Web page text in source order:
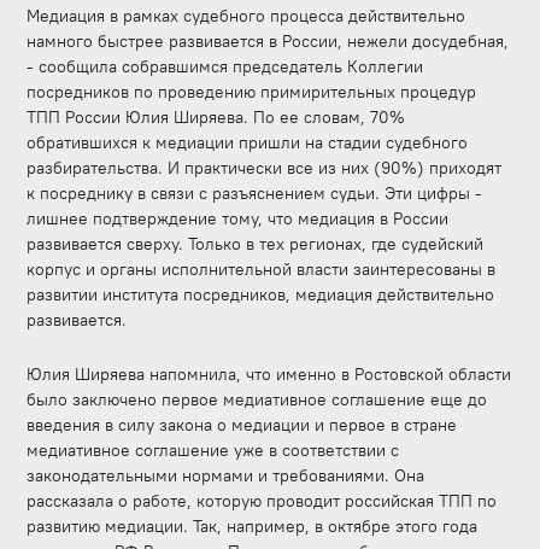
Медиация в рамках судебного процесса действительно
намного быстрее развивается в России, нежели досудебная,
- сообщила собравшимся председатель Коллегии
посредников по проведению примирительных процедур
ТПП России Юлия Ширяева. По ее словам, 70%
обратившихся к медиации пришли на стадии судебного
разбирательства. И практически все из них (90%) приходят
к посреднику в связи с разъяснением судьи. Эти цифры -
лишнее подтверждение тому, что медиация в России
развивается сверху. Только в тех регионах, где судейский
корпус и органы исполнительной власти заинтересованы в
развитии института посредников, медиация действительно
развивается.
Юлия Ширяева напомнила, что именно в Ростовской области
было заключено первое медиативное соглашение еще до
введения в силу закона о медиации и первое в стране
медиативное соглашение уже в соответствии с
законодательными нормами и требованиями. Она
рассказала о работе, которую проводит российская ТПП по
развитию медиации. Так, например, в октябре этого года